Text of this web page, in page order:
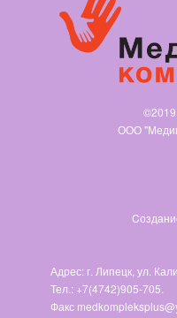
ООО
Адрес: г. Липецк, ул.
Тел.: +7(4742)905-705.
Факс